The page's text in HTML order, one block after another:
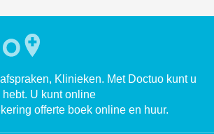
Klinieken. Met Doctuo kunt u
U kunt online
offerte boek online en huur.